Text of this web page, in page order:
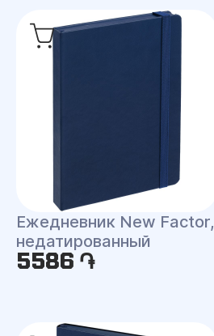
Ежедневник New Factor,
недатированный
5586 ֏